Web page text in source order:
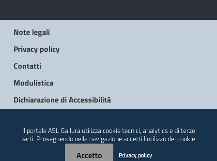
Note legali
Privacy policy
Contatti
Modulistica
Dichiarazione di Accessibilità
Il portale ASL Gallura utilizza cookie tecnici, analytics e di terze
parti. Proseguendo nella navigazione accetti l’utilizzo dei cookie.
Accetto Privacy policy